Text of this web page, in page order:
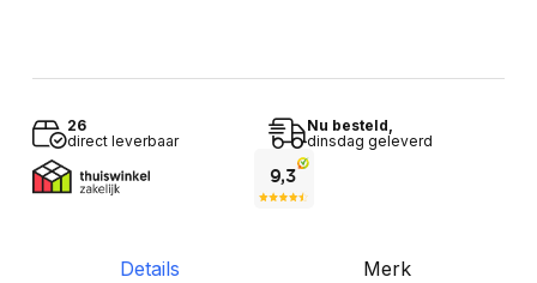
26
direct leverbaar
Nu besteld,
dinsdag geleverd
Details Merk